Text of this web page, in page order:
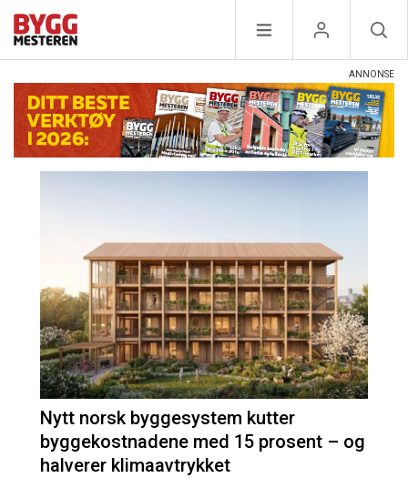
Nytt norsk byggesystem kutter
byggekostnadene med 15 prosent – og
halverer klimaavtrykket